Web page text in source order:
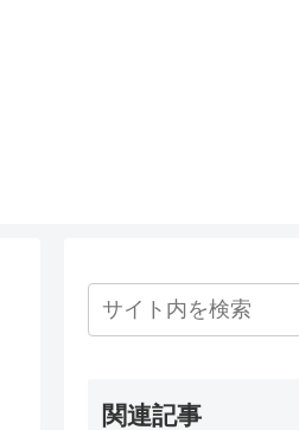
関連記事